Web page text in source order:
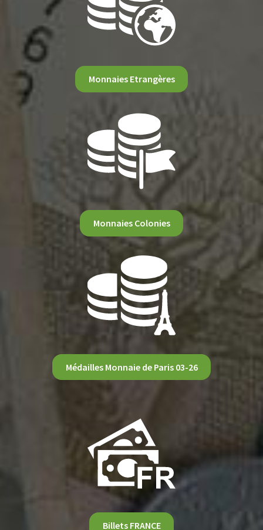
Monnaies Etrangères
Monnaies Colonies
Médailles Monnaie de Paris 03-26
Billets FRANCE